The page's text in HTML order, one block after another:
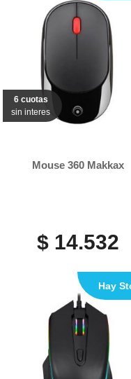
6 cuotas
sin interes
Mouse 360 Makkax
$ 14.532
Hay